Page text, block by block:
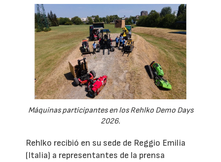
Máquinas participantes en los Rehlko Demo Days
2026.
Rehlko recibió en su sede de Reggio Emilia
(Italia) a representantes de la prensa